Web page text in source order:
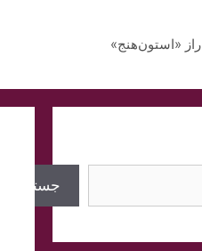
راز «استون‌هنج»
جستجو